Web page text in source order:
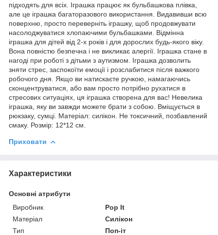
підходять для всіх. Іграшка працює як бульбашкова плівка,
але це іграшка багаторазового використання. Видавивши всю
поверхню, просто переверніть іграшку, щоб продовжувати
насолоджуватися хлопаючими бульбашками. Відмінна
іграшка для дітей від 2-х років і для дорослих будь-якого віку.
Вона повністю безпечна і не викликає алергії. Іграшка стане в
нагоді при роботі з дітьми з аутизмом. Іграшка дозволить
зняти стрес, заспокоїти емоції і розслабитися після важкого
робочого дня. Якщо ви натискаєте ручкою, намагаючись
сконцентруватися, або вам просто потрібно рухатися в
стресових ситуаціях, ця іграшка створена для вас! Невелика
іграшка, яку ви завжди можете брати з собою. Вміщується в
рюкзаку, сумці. Матеріал: силікон. Не токсичний, позбавлений
смаку. Розмір: 12*12 см.
Приховати
Характеристики
Основні атрибути
Виробник
Pop It
Матеріал
Силікон
Тип
Поп-іт